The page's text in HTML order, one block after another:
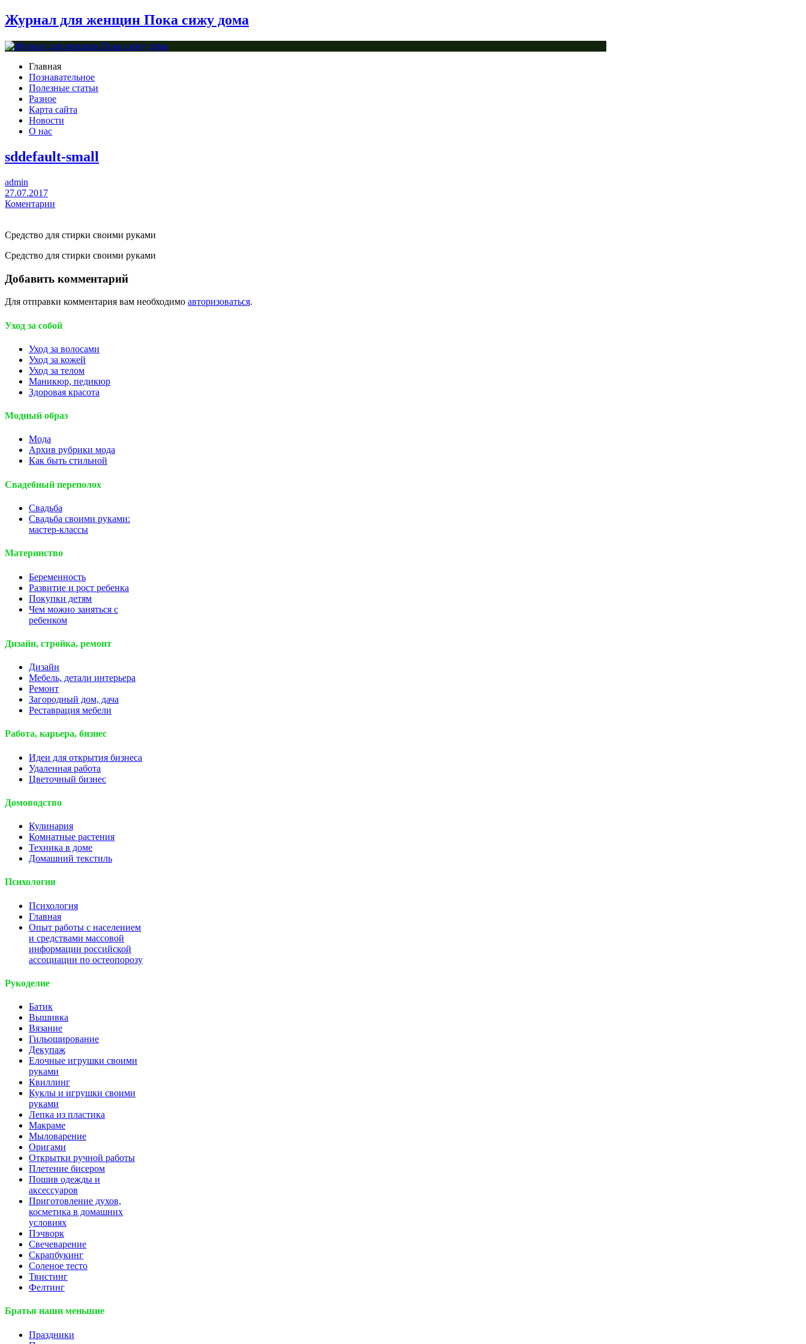
Журнал для женщин Пока сижу дома
Главная
Познавательное
Полезные статьи
Разное
Карта сайта
Новости
О нас
sddefault-small
admin
27.07.2017
Коментарии
Средство для стирки своими руками
Средство для стирки своими руками
Добавить комментарий
Для отправки комментария вам необходимо авторизоваться.
Уход за собой
Уход за волосами
Уход за кожей
Уход за телом
Маникюр, педикюр
Здоровая красота
Модный образ
Мода
Архив рубрики мода
Как быть стильной
Свадебный переполох
Свадьба
Свадьба своими руками:
мастер-классы
Материнство
Беременность
Развитие и рост ребенка
Покупки детям
Чем можно заняться с
ребенком
Дизайн, стройка, ремонт
Дизайн
Мебель, детали интерьера
Ремонт
Загородный дом, дача
Реставрация мебели
Работа, карьера, бизнес
Идеи для открытия бизнеса
Удаленная работа
Цветочный бизнес
Домоводство
Кулинария
Комнатные растения
Техника в доме
Домашний текстиль
Психология
Психология
Главная
Опыт работы с населением
и средствами массовой
информации российской
ассоциации по остеопорозу
Рукоделие
Батик
Вышивка
Вязание
Гильоширование
Декупаж
Елочные игрушки своими
руками
Квиллинг
Куклы и игрушки своими
руками
Лепка из пластика
Макраме
Мыловарение
Оригами
Открытки ручной работы
Плетение бисером
Пошив одежды и
аксессуаров
Приготовление духов,
косметика в домашних
условиях
Пэчворк
Свечеварение
Скрапбукинг
Соленое тесто
Твистинг
Фелтинг
Братья наши меньшие
Праздники